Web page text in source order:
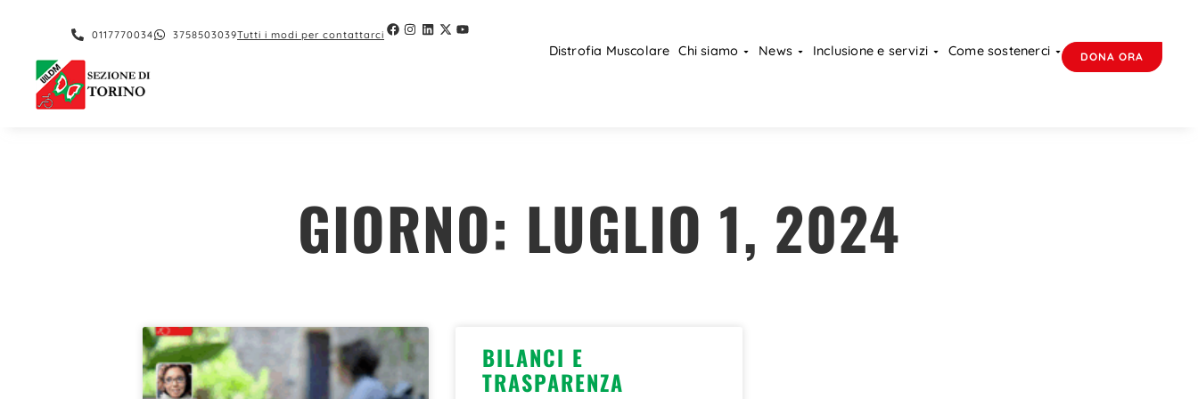
0117770034 3758503039Tutti i modi per contattarci
Distrofia Muscolare Chi siamo News Inclusione e servizi Come sostenerci DONA ORA
GIORNO: LUGLIO 1, 2024
BILANCI E
TRASPARENZA